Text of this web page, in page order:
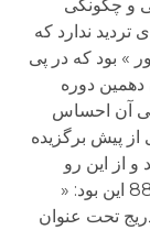
و چگونگی
ندارد که
» بود که در پی
دوره
در خرداد 88 و در پی آن احساس
از پیش برگزیده
از این رو
نخستین شعار معترضان صبح روز 23 خرداد 88 این بود: «
تحت عنوان